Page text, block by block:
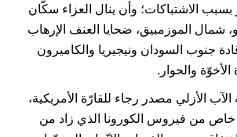
الاشتباكات؛ وأن ينال العزاء سكّان
شمال الموزمبيق، ضحايا العنف الإرهاب
جنوب السودان ونيجيريا والكاميرون
والحوار.
الأزلي مصدر رجاء للقارّة الأمريكية،
من فيروس الكورونا الذي زاد من